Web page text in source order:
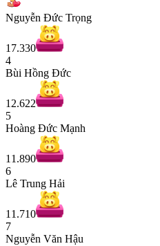
Nguyễn Đức Trọng
17.330
4
Bùi Hồng Đức
12.622
5
Hoàng Đức Mạnh
11.890
6
Lê Trung Hải
11.710
7
Nguyễn Văn Hậu